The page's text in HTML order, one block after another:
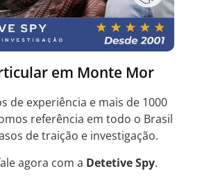
em Monte Mor
de experiência e mais de 1000
referência em todo o Brasil
de traição e investigação.
agora com a Detetive Spy.